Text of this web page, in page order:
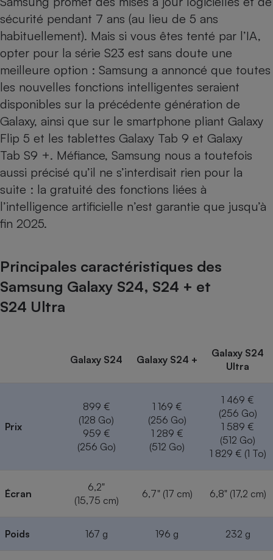
sécurité pendant 7 ans (au lieu de 5 ans
habituellement). Mais si vous êtes tenté par l’IA,
opter pour la série S23 est sans doute une
meilleure option : Samsung a annoncé que toutes
les nouvelles fonctions intelligentes seraient
disponibles sur la précédente génération de
Galaxy, ainsi que sur le smartphone pliant Galaxy
Flip 5 et les tablettes Galaxy Tab 9 et Galaxy
Tab S9 +. Méfiance, Samsung nous a toutefois
aussi précisé qu’il ne s’interdisait rien pour la
suite : la gratuité des fonctions liées à
l’intelligence artificielle n’est garantie que jusqu’à
fin 2025.
Principales caractéristiques des
Samsung Galaxy S24, S24 + et
S24 Ultra
Galaxy S24 Galaxy S24 +
Galaxy S24
Ultra
Prix
899 €
(128 Go)
959 €
(256 Go)
1 169 €
(256 Go)
1 289 €
(512 Go)
1 469 €
(256 Go)
1 589 €
(512 Go)
1 829 € (1 To)
Écran
6,2"
(15,75 cm)
6,7" (17 cm) 6,8" (17,2 cm)
Poids 167 g 196 g 232 g